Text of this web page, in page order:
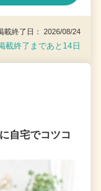
終了日： 2026/08/24
載終了まであと14日
自宅でコツコ